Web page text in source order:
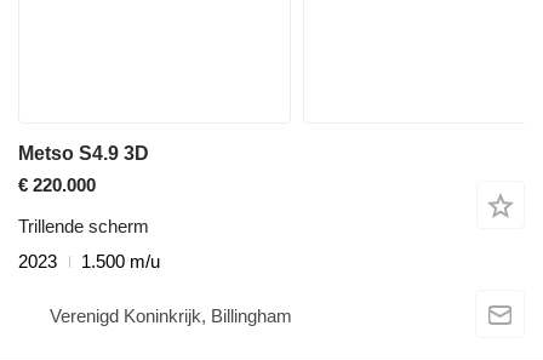
Metso S4.9 3D
€ 220.000
Trillende scherm
2023
1.500 m/u
Verenigd Koninkrijk, Billingham